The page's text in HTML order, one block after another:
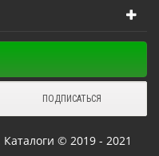
© 2019 - 2021